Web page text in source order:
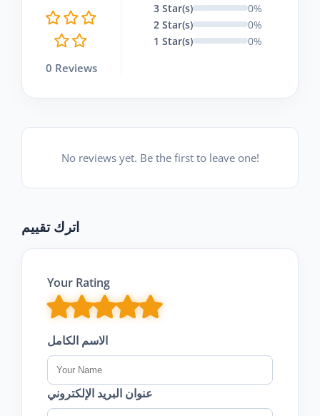
0 Reviews
3 Star(s)
0%
2 Star(s)
0%
1 Star(s)
0%
No reviews yet. Be the first to leave one!
اترك تقييم
Your Rating
الاسم الكامل
عنوان البريد الإلكتروني